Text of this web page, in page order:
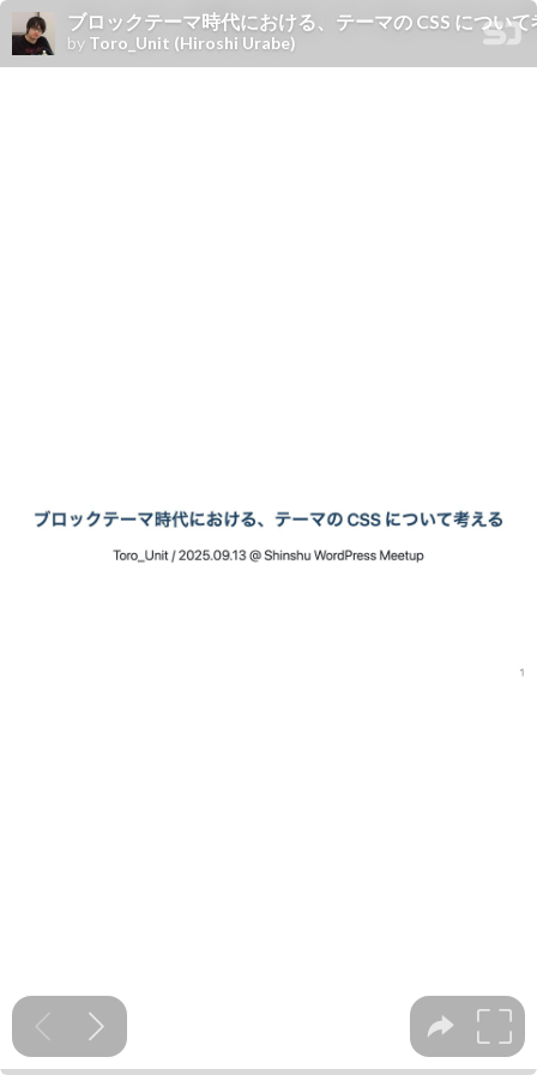
ブロックテーマ時代における、テーマの CSS につい
by Toro_Unit (Hiroshi Urabe)